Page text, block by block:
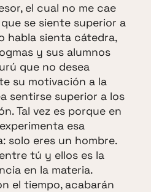
el cual no me cae
se siente superior a
habla sienta cátedra,
y sus alumnos
que no desea
su motivación a la
sentirse superior a los
Tal vez es porque en
esa
solo eres un hombre.
tú y ellos es la
en la materia.
el tiempo, acabarán